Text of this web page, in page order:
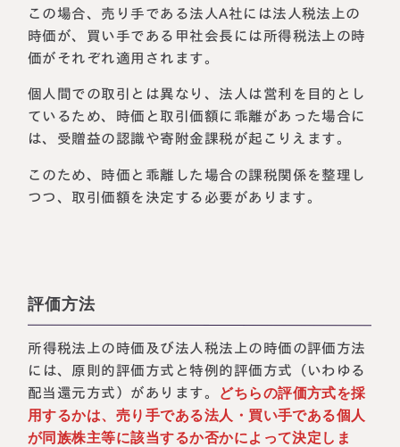
この場合、売り手である法人A社には法人税法上の
時価が、買い手である甲社会長には所得税法上の時
価がそれぞれ適用されます。
個人間での取引とは異なり、法人は営利を目的とし
ているため、時価と取引価額に乖離があった場合に
は、受贈益の認識や寄附金課税が起こりえます。
このため、時価と乖離した場合の課税関係を整理し
つつ、取引価額を決定する必要があります。
評価方法
所得税法上の時価及び法人税法上の時価の評価方法
には、原則的評価方式と特例的評価方式（いわゆる
配当還元方式）があります。 どちらの評価方式を採
用するかは、売り手である法人・買い手である個人
が同族株主等に該当するか否かによって決定しま